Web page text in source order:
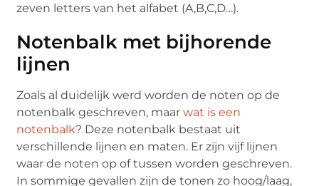
zeven letters van het alfabet (A,B,C,D…).
Notenbalk met bijhorende
lijnen
Zoals al duidelijk werd worden de noten op de
notenbalk geschreven, maarwat is een
notenbalk? Deze notenbalk bestaat uit
verschillende lijnen en maten. Er zijn vijf lijnen
waar de noten op of tussen worden geschreven.
In sommige gevallen zijn de tonen zo hoog/laag,